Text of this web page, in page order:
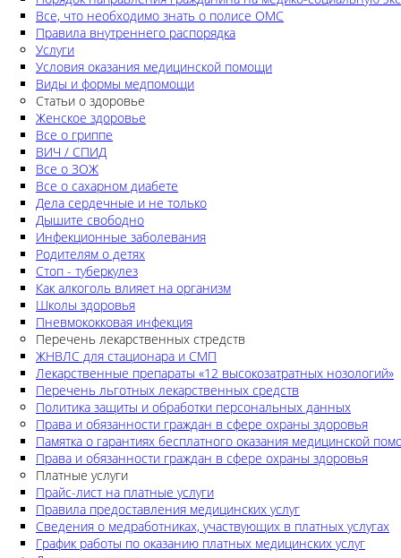
Все, что необходимо знать о полисе ОМС
Правила внутреннего распорядка
Услуги
Условия оказания медицинской помощи
Виды и формы медпомощи
Статьи о здоровье
Женское здоровье
Все о гриппе
ВИЧ / СПИД
Все о ЗОЖ
Все о сахарном диабете
Дела сердечные и не только
Дышите свободно
Инфекционные заболевания
Родителям о детях
Стоп - туберкулез
Как алкоголь влияет на организм
Школы здоровья
Пневмококковая инфекция
Перечень лекарственных стредств
ЖНВЛС для стационара и СМП
Лекарственные препараты «12 высокозатратных нозологий»
Перечень льготных лекарственных средств
Политика защиты и обработки персональных данных
Права и обязанности граждан в сфере охраны здоровья
Памятка о гарантиях бесплатного оказания медицинской
Права и обязанности граждан в сфере охраны здоровья
Платные услуги
Прайс-лист на платные услуги
Правила предоставления медицинских услуг
Сведения о медработниках, участвующих в платных услугах
График работы по оказанию платных медицинских услуг